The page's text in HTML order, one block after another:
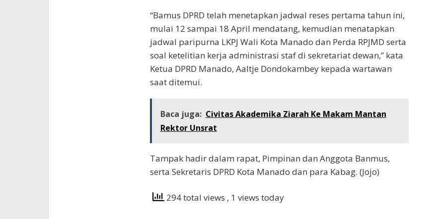
“Bamus DPRD telah menetapkan jadwal reses pertama tahun ini,
mulai 12 sampai 18 April mendatang, kemudian menatapkan
jadwal paripurna LKPJ Wali Kota Manado dan Perda RPJMD serta
soal ketelitian kerja administrasi staf di sekretariat dewan,” kata
Ketua DPRD Manado, Aaltje Dondokambey kepada wartawan
saat ditemui.
Baca juga: Civitas Akademika Ziarah Ke Makam Mantan
Rektor Unsrat
Tampak hadir dalam rapat, Pimpinan dan Anggota Banmus,
serta Sekretaris DPRD Kota Manado dan para Kabag. (Jojo)
294 total views , 1 views today